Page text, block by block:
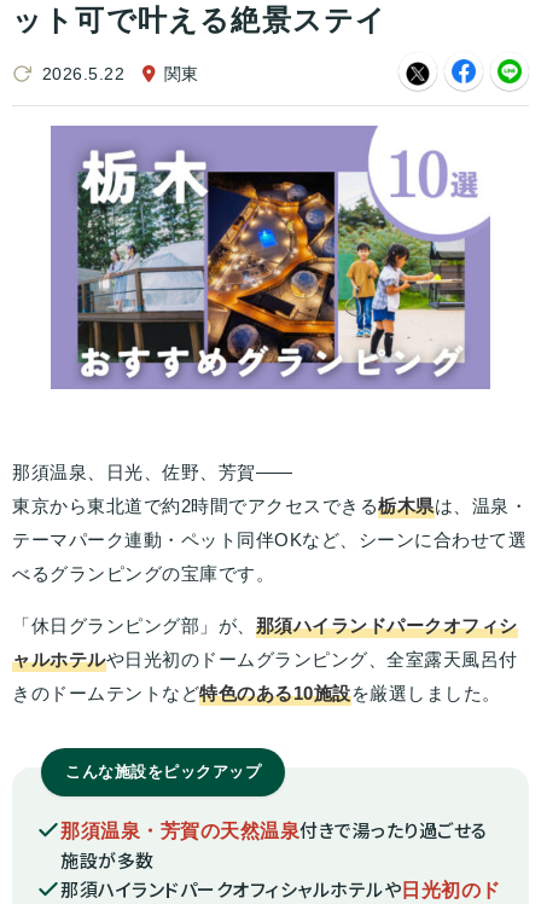
ット可で叶える絶景ステイ
2026.5.22 関東
那須温泉、日光、佐野、芳賀——
東京から東北道で約2時間でアクセスできる栃木県は、温泉・
テーマパーク連動・ペット同伴OKなど、シーンに合わせて選
べるグランピングの宝庫です。
「休日グランピング部」が、 那須ハイランドパークオフィシ
ャルホテルや日光初のドームグランピング、全室露天風呂付
きのドームテントなど特色のある10施設を厳選しました。
こんな施設をピックアップ
那須温泉・芳賀の天然温泉付きで湯ったり過ごせる
施設が多数
那須ハイランドパークオフィシャルホテルや 日光初のド